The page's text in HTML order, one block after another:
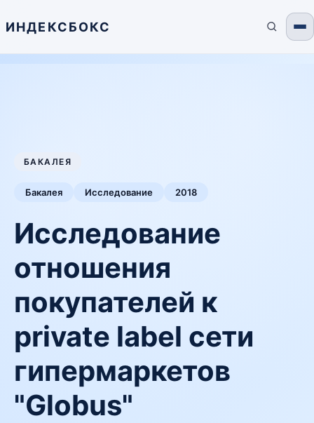
ИНДЕКСБОКС
БАКАЛЕЯ
Бакалея Исследование 2018
Исследование
отношения
покупателей к
private label сети
гипермаркетов
"Globus"